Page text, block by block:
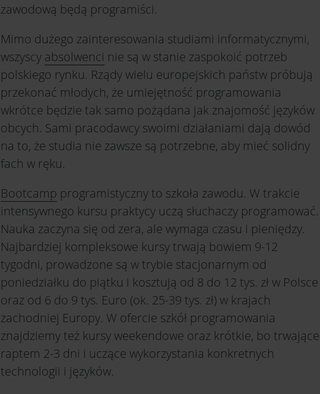
zawodową będą programiści.
Mimo dużego zainteresowania studiami informatycznymi,
wszyscy absolwenci nie są w stanie zaspokoić potrzeb
polskiego rynku. Rządy wielu europejskich państw próbują
przekonać młodych, że umiejętność programowania
wkrótce będzie tak samo pożądana jak znajomość języków
obcych. Sami pracodawcy swoimi działaniami dają dowód
na to, że studia nie zawsze są potrzebne, aby mieć solidny
fach w ręku.
Bootcamp programistyczny to szkoła zawodu. W trakcie
intensywnego kursu praktycy uczą słuchaczy programować.
Nauka zaczyna się od zera, ale wymaga czasu i pieniędzy.
Najbardziej kompleksowe kursy trwają bowiem 9-12
tygodni, prowadzone są w trybie stacjonarnym od
poniedziałku do piątku i kosztują od 8 do 12 tys. zł w Polsce
oraz od 6 do 9 tys. Euro (ok. 25-39 tys. zł) w krajach
zachodniej Europy. W ofercie szkół programowania
znajdziemy też kursy weekendowe oraz krótkie, bo trwające
raptem 2-3 dni i uczące wykorzystania konkretnych
technologii i języków.